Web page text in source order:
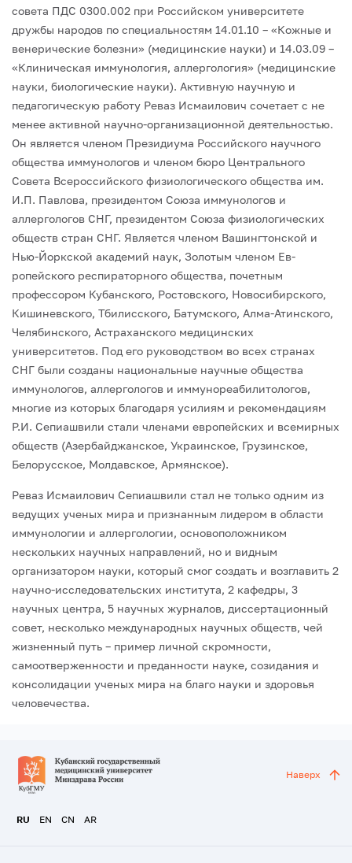
совета ПДС 0300.002 при Российском университете
дружбы народов по специальностям 14.01.10 – «Кожные и
венерические болезни» (медицинские науки) и 14.03.09 –
«Клиническая иммуноло­гия, аллергология» (медицинские
науки, биологические науки). Активную научную и
педагогическую работу Реваз Исмаилович сочетает с не
менее активной научно-ор­ганизационной деятельностью.
Он является членом Президиума Российского науч­ного
общества иммунологов и членом бюро Центрального
Совета Всероссийского физиологического общества им.
И.П. Павлова, президентом Союза иммунологов и
аллергологов СНГ, президентом Союза физиологических
обществ стран СНГ. Явля­ется членом Вашингтонской и
Нью-Йоркской академий наук, Золотым членом Ев­
ропейского респираторного общества, почетным
профессором Кубанского, Ростов­ского, Новосибирского,
Кишиневского, Тбилисского, Батумского, Алма-Атинского,
Челябинского, Астраханского медицинских
университетов. Под его руководством во всех странах
СНГ были созданы национальные научные общества
иммунологов, ал­лергологов и иммунореабилитологов,
многие из которых благодаря усилиям и ре­комендациям
Р.И. Сепиашвили стали членами европейских и всемирных
обществ (Азербайджанское, Украинское, Грузинское,
Белорусское, Молдавское, Армянское).
Реваз Исмаилович Сепиашвили стал не только одним из
ведущих ученых мира и признанным лидером в области
иммунологии и аллергологии, основоположником
нескольких научных направлений, но и видным
организатором науки, который смог создать и возглавить 2
научно-исследовательских института, 2 кафедры, 3
научных центра, 5 научных журналов, диссертационный
совет, несколько международных на­учных обществ, чей
жизненный путь – пример личной скромности,
самоотвержен­ности и преданности науке, созидания и
консолидации ученых мира на благо науки и здоровья
человечества.
RU EN CN AR
Наверх